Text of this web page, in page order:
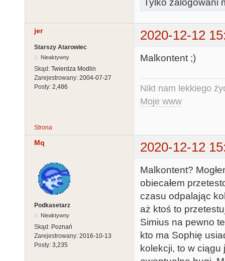
jer 2020-12-12
Starszy Atarowiec
Nieaktywny
Skąd: Twierdza Modlin
Zarejestrowany: 2004-07-27
Posty: 2,486
Malkontent ;)
Nikt nam lekkiego
Moje www
Strona
Mq 2020-12-12
Podkasetarz
Nieaktywny
Skąd: Poznań
Zarejestrowany: 2016-10-13
Posty: 3,235
Malkontent?
obiecałem
czasu odpalając
aż ktoś to
Simius na pewno
kto ma Sophię
kolekcji, to w